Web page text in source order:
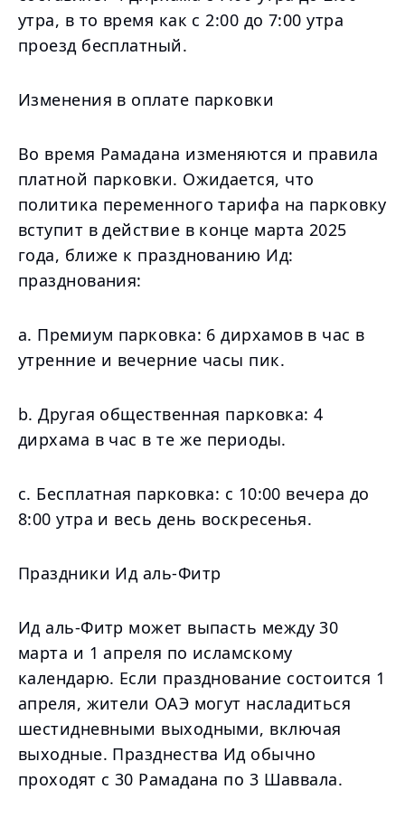
утра, в то время как с 2:00 до 7:00 утра
проезд бесплатный.
Изменения в оплате парковки
Во время Рамадана изменяются и правила
платной парковки. Ожидается, что
политика переменного тарифа на парковку
вступит в действие в конце марта 2025
года, ближе к празднованию Ид:
празднования:
a. Премиум парковка: 6 дирхамов в час в
утренние и вечерние часы пик.
b. Другая общественная парковка: 4
дирхама в час в те же периоды.
c. Бесплатная парковка: с 10:00 вечера до
8:00 утра и весь день воскресенья.
Праздники Ид аль-Фитр
Ид аль-Фитр может выпасть между 30
марта и 1 апреля по исламскому
календарю. Если празднование состоится 1
апреля, жители ОАЭ могут насладиться
шестидневными выходными, включая
выходные. Празднества Ид обычно
проходят с 30 Рамадана по 3 Шаввала.